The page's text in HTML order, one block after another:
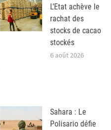
L’Etat achève le
rachat des
stocks de cacao
stockés
6 août 2026
Sahara : Le
Polisario défie